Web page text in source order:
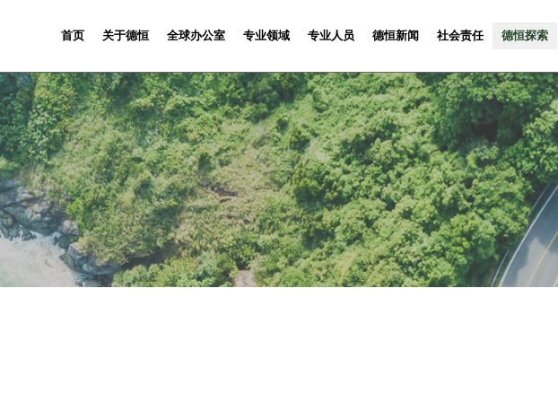
首页 关于德恒 全球办公室 专业领域 专业人员 德恒新闻 社会责任 德恒探索